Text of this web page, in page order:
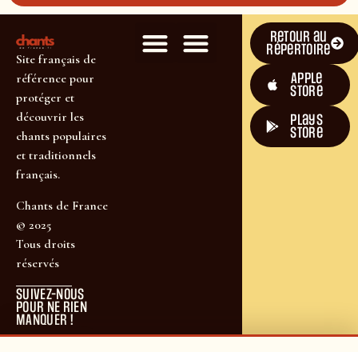
Site français de
référence pour
protéger et
découvrir les
chants populaires
et traditionnels
français.
Chants de France
© 2025
Tous droits
réservés
SUIVEZ-NOUS
POUR NE RIEN
MANQUER !
Retour au
répertoire
Apple
Store
plays
store